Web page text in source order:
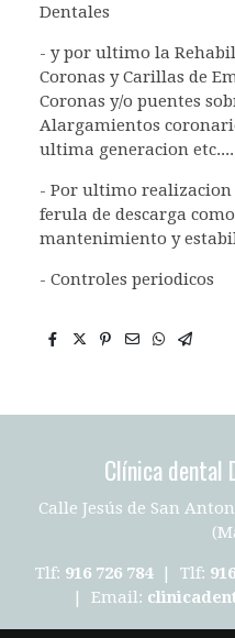
Dentales
- y por ultimo la
Coronas y Carillas de
Coronas y/o puentes
Alargamientos
ultima generacion
- Por ultimo realizacion
ferula de descarga
mantenimiento y
- Controles periodicos
Clínica dental
Calle Jesús de San
Tlf: 916 726 784| Tlf:
| Email: